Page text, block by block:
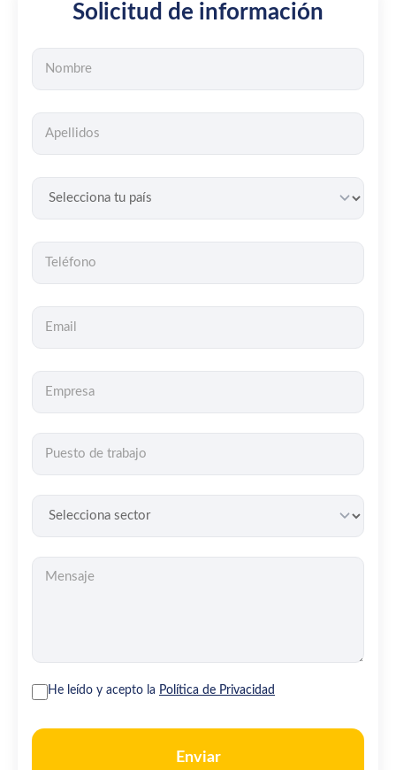
Solicitud de información
He leído y acepto la Política de Privacidad
Enviar